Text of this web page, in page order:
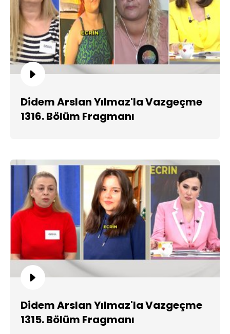
Didem Arslan Yılmaz'la Vazgeçme
1316. Bölüm Fragmanı
Didem Arslan Yılmaz'la Vazgeçme
1315. Bölüm Fragmanı